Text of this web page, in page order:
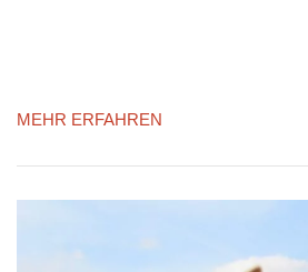
MEHR ERFAHREN